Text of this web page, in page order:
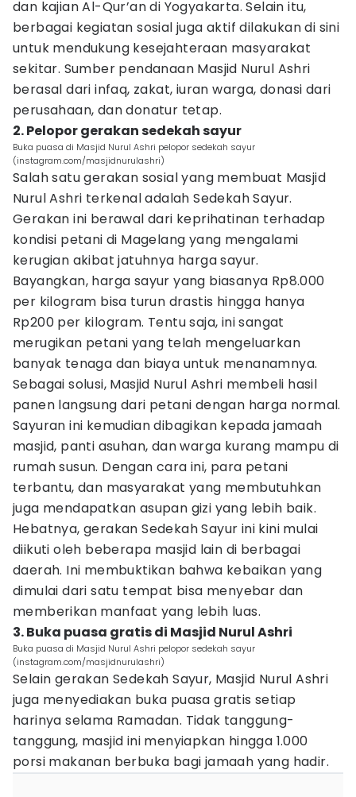
dan kajian Al-Qur’an di Yogyakarta. Selain itu,
berbagai kegiatan sosial juga aktif dilakukan di sini
untuk mendukung kesejahteraan masyarakat
sekitar. Sumber pendanaan Masjid Nurul Ashri
berasal dari infaq, zakat, iuran warga, donasi dari
perusahaan, dan donatur tetap.
2. Pelopor gerakan sedekah sayur
Buka puasa di Masjid Nurul Ashri pelopor sedekah sayur
(instagram.com/masjidnurulashri)
Salah satu gerakan sosial yang membuat Masjid
Nurul Ashri terkenal adalah Sedekah Sayur.
Gerakan ini berawal dari keprihatinan terhadap
kondisi petani di Magelang yang mengalami
kerugian akibat jatuhnya harga sayur.
Bayangkan, harga sayur yang biasanya Rp8.000
per kilogram bisa turun drastis hingga hanya
Rp200 per kilogram. Tentu saja, ini sangat
merugikan petani yang telah mengeluarkan
banyak tenaga dan biaya untuk menanamnya.
Sebagai solusi, Masjid Nurul Ashri membeli hasil
panen langsung dari petani dengan harga normal.
Sayuran ini kemudian dibagikan kepada jamaah
masjid, panti asuhan, dan warga kurang mampu di
rumah susun. Dengan cara ini, para petani
terbantu, dan masyarakat yang membutuhkan
juga mendapatkan asupan gizi yang lebih baik.
Hebatnya, gerakan Sedekah Sayur ini kini mulai
diikuti oleh beberapa masjid lain di berbagai
daerah. Ini membuktikan bahwa kebaikan yang
dimulai dari satu tempat bisa menyebar dan
memberikan manfaat yang lebih luas.
3. Buka puasa gratis di Masjid Nurul Ashri
Buka puasa di Masjid Nurul Ashri pelopor sedekah sayur
(instagram.com/masjidnurulashri)
Selain gerakan Sedekah Sayur, Masjid Nurul Ashri
juga menyediakan buka puasa gratis setiap
harinya selama Ramadan. Tidak tanggung-
tanggung, masjid ini menyiapkan hingga 1.000
porsi makanan berbuka bagi jamaah yang hadir.